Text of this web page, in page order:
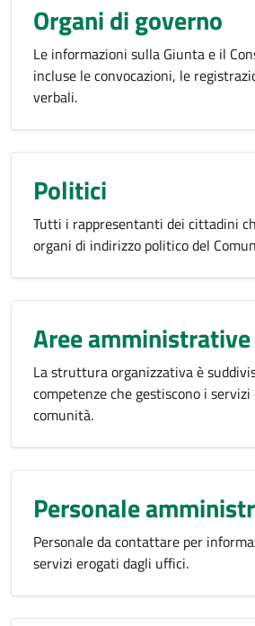
Organi di governo
Le informazioni sulla Giunta e il
incluse le convocazioni, le
verbali.
Politici
Tutti i rappresentanti dei cittadini
organi di indirizzo politico del
Aree amministrative
La struttura organizzativa è
competenze che gestiscono i
comunità.
Personale
Personale da contattare per
servizi erogati dagli uffici.